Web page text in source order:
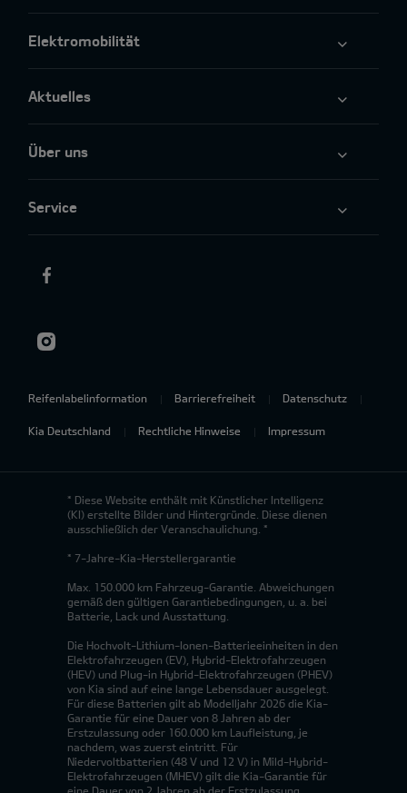
Elektromobilität
Aktuelles
Über uns
Service
Reifenlabelinformation Barrierefreiheit Datenschutz
Kia Deutschland Rechtliche Hinweise Impressum
* Diese Website enthält mit Künstlicher Intelligenz
(KI) erstellte Bilder und Hintergründe. Diese dienen
ausschließlich der Veranschaulichung. *
* 7-Jahre-Kia-Herstellergarantie
Max. 150.000 km Fahrzeug-Garantie. Abweichungen
gemäß den gültigen Garantiebedingungen, u. a. bei
Batterie, Lack und Ausstattung.
Die Hochvolt-Lithium-Ionen-Batterieeinheiten in den
Elektrofahrzeugen (EV), Hybrid-Elektrofahrzeugen
(HEV) und Plug-in Hybrid-Elektrofahrzeugen (PHEV)
von Kia sind auf eine lange Lebensdauer ausgelegt.
Für diese Batterien gilt ab Modelljahr 2026 die Kia-
Garantie für eine Dauer von 8 Jahren ab der
Erstzulassung oder 160.000 km Laufleistung, je
nachdem, was zuerst eintritt. Für
Niedervoltbatterien (48 V und 12 V) in Mild-Hybrid-
Elektrofahrzeugen (MHEV) gilt die Kia-Garantie für